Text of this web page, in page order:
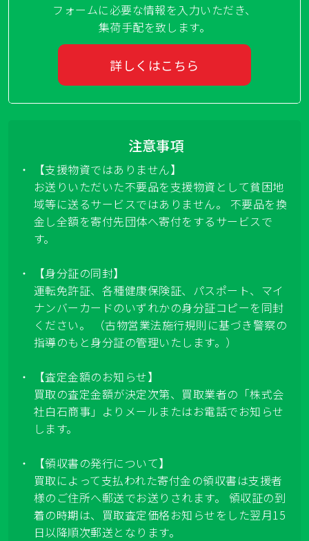
フォームに必要な情報を入力いただき、
集荷手配を致します。
詳しくはこちら
注意事項
【支援物資ではありません】
お送りいただいた不要品を支援物資として貧困地
域等に送るサービスではありません。 不要品を換
金し全額を寄付先団体へ寄付をするサービスで
す。
【身分証の同封】
運転免許証、各種健康保険証、パスポート、マイ
ナンバーカードのいずれかの身分証コピーを同封
ください。 （古物営業法施行規則に基づき警察の
指導のもと身分証の管理いたします。）
【査定金額のお知らせ】
買取の査定金額が決定次第、買取業者の「株式会
社白石商事」よりメールまたはお電話でお知らせ
します。
【領収書の発行について】
買取によって支払われた寄付金の領収書は支援者
様のご住所へ郵送でお送りされます。 領収証の到
着の時期は、買取査定価格お知らせをした翌月15
日以降順次郵送となります。